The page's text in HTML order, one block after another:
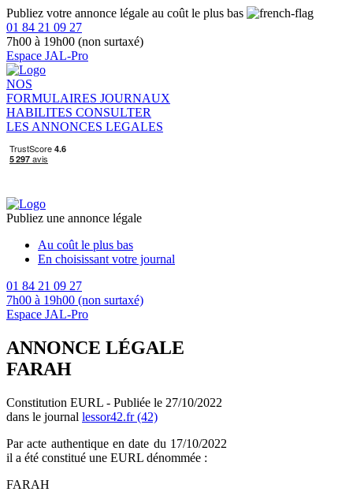
Publiez votre annonce légale au coût le plus bas
01 84 21 09 27
7h00 à 19h00 (non surtaxé)
Espace JAL-Pro
NOS
FORMULAIRES JOURNAUX
HABILITES CONSULTER
LES ANNONCES LEGALES
Publiez une annonce légale
Au coût le plus bas
En choisissant votre journal
01 84 21 09 27
7h00 à 19h00 (non surtaxé)
Espace JAL-Pro
ANNONCE LÉGALE
FARAH
Constitution EURL - Publiée le 27/10/2022
dans le journal lessor42.fr (42)
Par acte authentique en date du 17/10/2022
il a été constitué une EURL dénommée :
FARAH